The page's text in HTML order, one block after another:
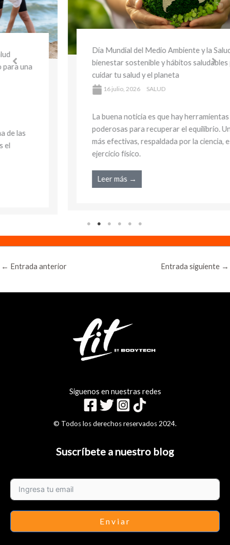
Día Mundial del Medio Ambiente y la Salud:
bienestar sostenible y hábitos saludables para
cuidar tu salud y el planeta
SALUD
La buena noticia es que hay herramientas
poderosas para recuperar el equilibrio. Una de las
más efectivas, respaldada por la ciencia, es el
← Entrada anterior Entrada siguiente →
Siguenos en nuestras redes
© Todos los derechos reservados 2024.
Suscríbete a nuestro blog
Enviar